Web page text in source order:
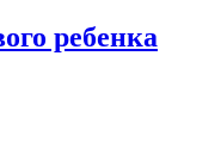
ребенка